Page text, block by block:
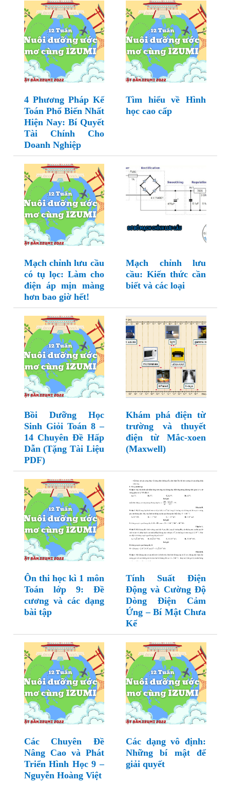
4 Phương Pháp Kế
Toán Phổ Biến Nhất
Hiện Nay: Bí Quyết
Tài Chính Cho
Doanh Nghiệp
Tìm hiểu về Hình
học cao cấp
Mạch chỉnh lưu cầu
có tụ lọc: Làm cho
điện áp mịn màng
hơn bao giờ hết!
Mạch chỉnh lưu
cầu: Kiến thức cần
biết và các loại
Bồi Dưỡng Học
Sinh Giỏi Toán 8 –
14 Chuyên Đề Hấp
Dẫn (Tặng Tài Liệu
PDF)
Khám phá điện từ
trường và thuyết
điện từ Mắc-xoen
(Maxwell)
Ôn thi học kì 1 môn
Toán lớp 9: Đề
cương và các dạng
bài tập
Tính Suất Điện
Động và Cường Độ
Dòng Điện Cảm
Ứng – Bí Mật Chưa
Kể
Các Chuyên Đề
Nâng Cao và Phát
Triển Hình Học 9 –
Nguyễn Hoàng Việt
Các dạng vô định:
Những bí mật để
giải quyết